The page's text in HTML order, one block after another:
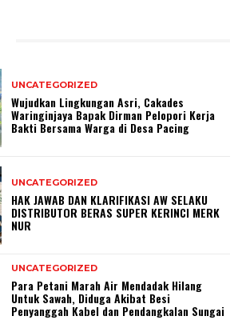
UNCATEGORIZED
Wujudkan Lingkungan Asri, Cakades
Waringinjaya Bapak Dirman Pelopori Kerja
Bakti Bersama Warga di Desa Pacing
UNCATEGORIZED
HAK JAWAB DAN KLARIFIKASI AW SELAKU
DISTRIBUTOR BERAS SUPER KERINCI MERK
NUR
UNCATEGORIZED
Para Petani Marah Air Mendadak Hilang
Untuk Sawah, Diduga Akibat Besi
Penyanggah Kabel dan Pendangkalan Sungai